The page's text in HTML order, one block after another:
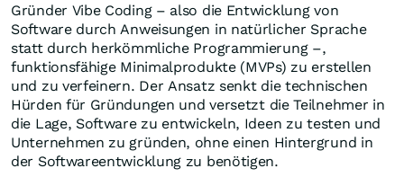
Gründer Vibe Coding – also die Entwicklung von
Software durch Anweisungen in natürlicher Sprache
statt durch herkömmliche Programmierung –,
funktionsfähige Minimalprodukte (MVPs) zu erstellen
und zu verfeinern. Der Ansatz senkt die technischen
Hürden für Gründungen und versetzt die Teilnehmer in
die Lage, Software zu entwickeln, Ideen zu testen und
Unternehmen zu gründen, ohne einen Hintergrund in
der Softwareentwicklung zu benötigen.